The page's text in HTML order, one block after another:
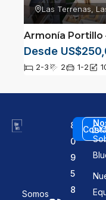
Las Terrenas,
Armonía Portillo
Desde
2-3 2 1-2
Somos
8
0
9
5
8